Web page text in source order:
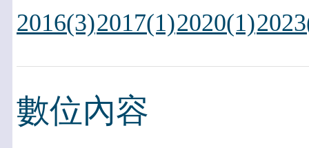
2016(3)2017(1)2020(1)
數位內容